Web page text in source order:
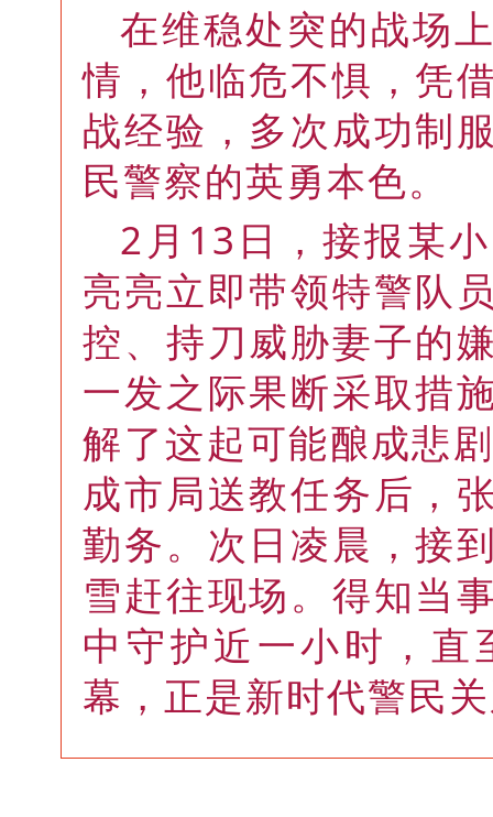
在维稳处突的战场
情，他临危不惧，凭
战经验，多次成功制
民警察的英勇本色。
2月13日，接报某
亮亮立即带领特警队
控、持刀威胁妻子的
一发之际果断采取措
解了这起可能酿成悲
成市局送教任务后，
勤务。次日凌晨，接
雪赶往现场。得知当
中守护近一小时，
幕，正是新时代警民